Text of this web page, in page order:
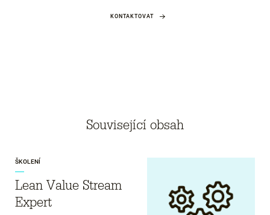
KONTAKTOVAT
Související obsah
ŠKOLENÍ
Lean Value Stream
Expert